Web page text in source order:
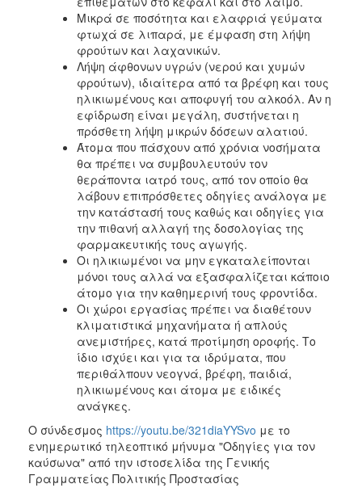
Μικρά σε ποσότητα και ελαφριά γεύματα
φτωχά σε λιπαρά, με έμφαση στη λήψη
φρούτων και λαχανικών.
Λήψη άφθονων υγρών (νερού και χυμών
φρούτων), ιδιαίτερα από τα βρέφη και τους
ηλικιωμένους και αποφυγή του αλκοόλ. Αν η
εφίδρωση είναι μεγάλη, συστήνεται η
πρόσθετη λήψη μικρών δόσεων αλατιού.
Άτομα που πάσχουν από χρόνια νοσήματα
θα πρέπει να συμβουλευτούν τον
θεράποντα ιατρό τους, από τον οποίο θα
λάβουν επιπρόσθετες οδηγίες ανάλογα με
την κατάστασή τους καθώς και οδηγίες για
την πιθανή αλλαγή της δοσολογίας της
φαρμακευτικής τους αγωγής.
Οι ηλικιωμένοι να μην εγκαταλείπονται
μόνοι τους αλλά να εξασφαλίζεται κάποιο
άτομο για την καθημερινή τους φροντίδα.
Οι χώροι εργασίας πρέπει να διαθέτουν
κλιματιστικά μηχανήματα ή απλούς
ανεμιστήρες, κατά προτίμηση οροφής. Το
ίδιο ισχύει και για τα ιδρύματα, που
περιθάλπουν νεογνά, βρέφη, παιδιά,
ηλικιωμένους και άτομα με ειδικές
ανάγκες.
Ο σύνδεσμος https://youtu.be/321diaYYSvo με το
ενημερωτικό τηλεοπτικό μήνυμα "Οδηγίες για τον
καύσωνα" από την ιστοσελίδα της Γενικής
Γραμματείας Πολιτικής Προστασίας